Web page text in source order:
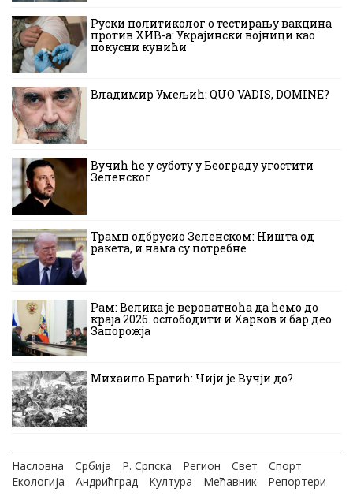
Руски политиколог о тестирању вакцина
против ХИВ-а: Украјински војници као
покусни кунићи
Владимир Умељић: QUO VADIS, DOMINE?
Вучић ће у суботу у Београду угостити
Зеленског
Трамп одбрусио Зеленском: Ништа од
ракета, и нама су потребне
Рам: Велика је вероватноћа да ћемо до
краја 2026. ослободити и Харков и бар део
Запорожја
Михаило Братић: Чији је Вучји до?
Насловна Србија Р. Српска Регион Свет
Спорт
Екологија
Андрићград Култура Мећавник
Репортери